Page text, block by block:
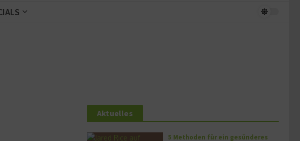
Aktuelles
5 Methoden für ein gesünderes